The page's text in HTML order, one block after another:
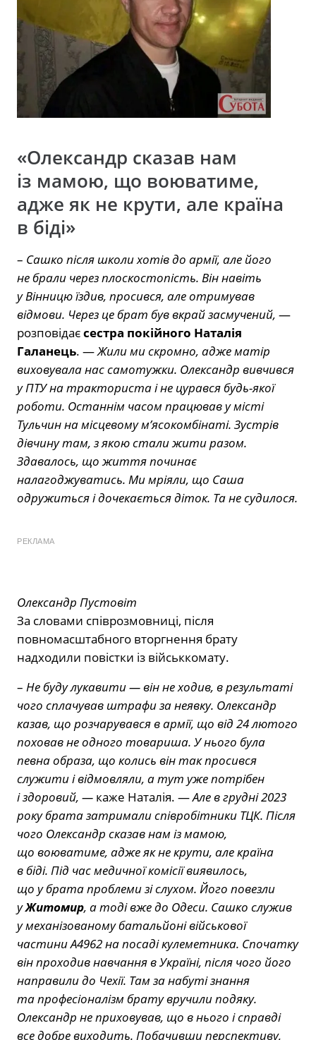
«Олександр сказав нам
із мамою, що воюватиме,
адже як не крути, але країна
в біді»
– Сашко після школи хотів до армії, але його
не брали через плоскостопість. Він навіть
у Вінницю їздив, просився, але отримував
відмови. Через це брат був вкрай засмучений, —
розповідаєсестра покійного Наталія
Галанець. —Жили ми скромно, адже матір
виховувала нас самотужки. Олександр вивчився
у ПТУ на тракториста і не цурався будь-якої
роботи. Останнім часом працював у місті
Тульчин на місцевому м’ясокомбінаті. Зустрів
дівчину там, з якою стали жити разом.
Здавалось, що життя починає
налагоджуватись. Ми мріяли, що Саша
одружиться і дочекається діток. Та не судилося.
РЕКЛАМА
Олександр Пустовіт
За словами співрозмовниці, після
повномасштабного вторгнення брату
надходили повістки із військкомату.
– Не буду лукавити — він не ходив, в результаті
чого сплачував штрафи за неявку. Олександр
казав, що розчарувався в армії, що від 24 лютого
поховав не одного товариша. У нього була
певна образа, що колись він так просився
служити і відмовляли, а тут уже потрібен
і здоровий, — каже Наталія. —Але в грудні 2023
року брата затримали співробітники ТЦК. Після
чого Олександр сказав нам із мамою,
що воюватиме, адже як не крути, але країна
в біді. Під час медичної комісії виявилось,
що у брата проблеми зі слухом. Його повезли
уЖитомир, а тоді вже до Одеси. Сашко служив
у механізованому батальйоні військової
частини А4962 на посаді кулеметника. Спочатку
він проходив навчання в Україні, після чого його
направили до Чехії. Там за набуті знання
та професіоналізм брату вручили подяку.
Олександр не приховував, що в нього і справді
все добре виходить. Побачивши перспективу,